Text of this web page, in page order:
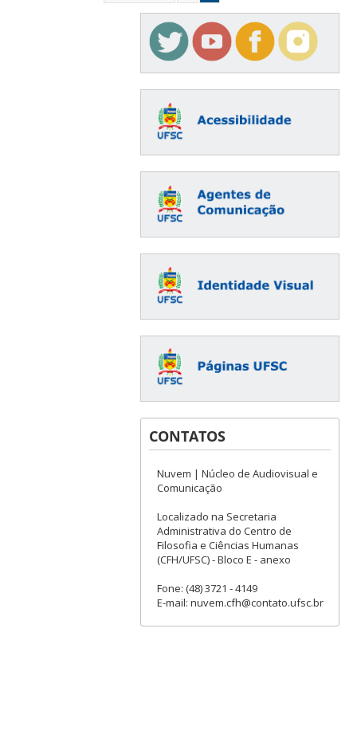
CONTATOS
Nuvem | Núcleo de Audiovisual e
Comunicação
Localizado na Secretaria
Administrativa do Centro de
Filosofia e Ciências Humanas
(CFH/UFSC) - Bloco E - anexo
Fone: (48) 3721 - 4149
E-mail: nuvem.cfh@contato.ufsc.br